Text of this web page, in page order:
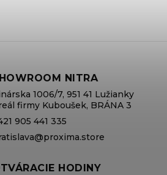
NITRA
1006/7, 951 41 Lužianky
firmy Kuboušek, BRÁNA 3
905 441 335
HODINY